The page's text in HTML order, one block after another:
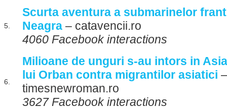
5.
Scurta aventura a submarinelor
Neagra – catavencii.ro
4060 Facebook interactions
6.
Milioane de unguri s-au intors in
lui Orban contra migrantilor asiatici –
timesnewroman.ro
3627 Facebook interactions